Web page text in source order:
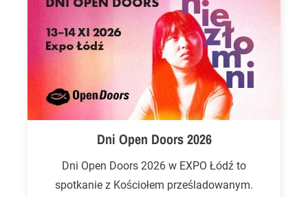
Dni Open Doors 2026
Dni Open Doors 2026 w EXPO Łódź to
spotkanie z Kościołem prześladowanym.